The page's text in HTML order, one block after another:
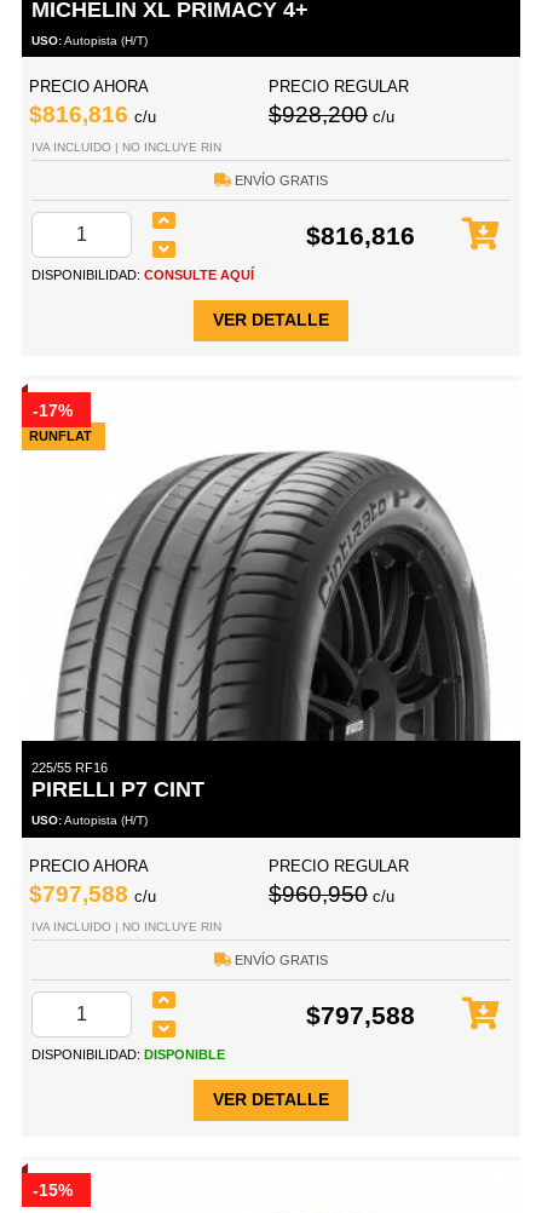
MICHELIN XL PRIMACY 4+
USO:Autopista (H/T)
PRECIO AHORA
$816,816 c/u
PRECIO REGULAR
$928,200 c/u
IVA INCLUIDO | NO INCLUYE RIN
ENVÍO GRATIS
$816,816
DISPONIBILIDAD: CONSULTE AQUÍ
VER DETALLE
RUNFLAT
-17%
225/55 RF16
PIRELLI P7 CINT
USO:Autopista (H/T)
PRECIO AHORA
$797,588 c/u
PRECIO REGULAR
$960,950 c/u
IVA INCLUIDO | NO INCLUYE RIN
ENVÍO GRATIS
$797,588
DISPONIBILIDAD: DISPONIBLE
VER DETALLE
-15%